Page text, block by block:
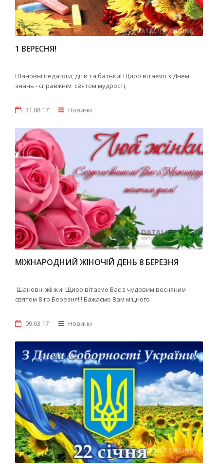
1 ВЕРЕСНЯ!
Шановні педагоги, діти та батьки! Щиро вітаємо з Днем
знань - справжнім святом мудрості,
31.08.17 Новини
МІЖНАРОДНИЙ ЖІНОЧІЙ ДЕНЬ 8 БЕРЕЗНЯ
Шановні жінки! Щиро вітаємо Вас з чудовим весняним
святом 8-го Березня!!! Бажаємо Вам міцного
09.03.17 Новини